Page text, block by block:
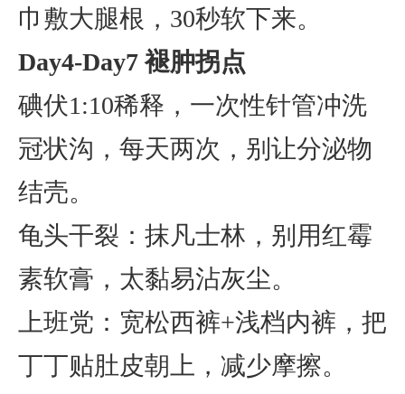
巾敷大腿根，30秒软下来。
Day4-Day7 褪肿拐点
碘伏1:10稀释，一次性针管冲洗
冠状沟，每天两次，别让分泌物
结壳。
龟头干裂：抹凡士林，别用红霉
素软膏，太黏易沾灰尘。
上班党：宽松西裤+浅档内裤，把
丁丁贴肚皮朝上，减少摩擦。